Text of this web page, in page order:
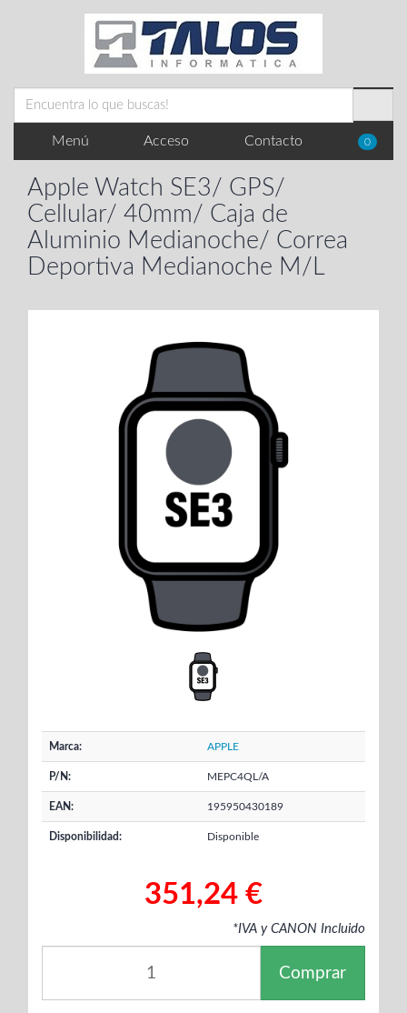
Menú Acceso Contacto 0
Apple Watch SE3/ GPS/
Cellular/ 40mm/ Caja de
Aluminio Medianoche/ Correa
Deportiva Medianoche M/L
Marca: APPLE
P/N: MEPC4QL/A
EAN: 195950430189
Disponibilidad: Disponible
351,24 €
*IVA y CANON Incluido
Comprar